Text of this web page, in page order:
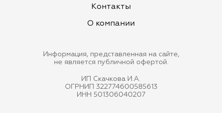
Информация, представленная на сайте,
не является публичной офертой.
ИП Скачкова И.А.
ОГРНИП 322774600585613
ИНН 501306040207
Контакты
О компании